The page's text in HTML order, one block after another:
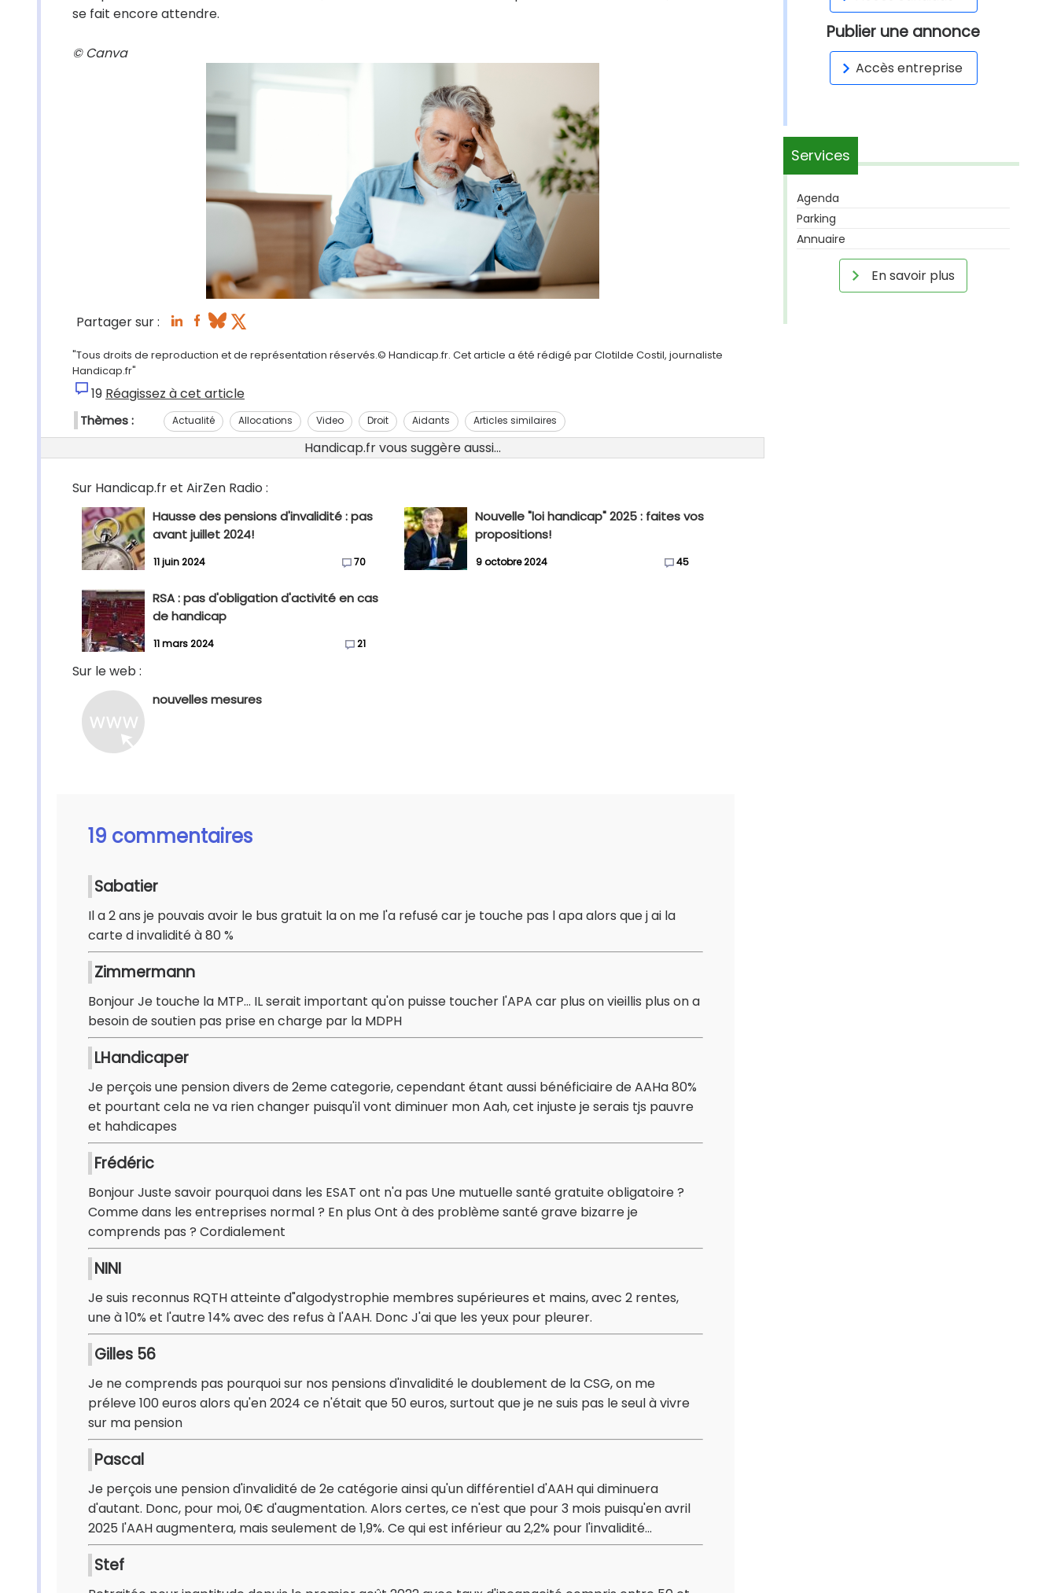
se fait encore attendre.
© Canva
Partager sur :
"Tous droits de reproduction et de représentation réservés.© Handicap.fr. Cet article a été rédigé par Clotilde Costil, journaliste
Handicap.fr"
19 Réagissez à cet article
Thèmes : Actualité Allocations Video Droit Aidants Articles similaires
Handicap.fr vous suggère aussi...
Sur Handicap.fr et AirZen Radio :
Hausse des pensions d'invalidité : pas
avant juillet 2024!
11 juin 2024 70
Nouvelle "loi handicap" 2025 : faites vos
propositions!
9 octobre 2024 45
RSA : pas d'obligation d'activité en cas
de handicap
11 mars 2024 21
Sur le web :
nouvelles mesures
19 commentaires
Sabatier
Il a 2 ans je pouvais avoir le bus gratuit la on me l'a refusé car je touche pas l apa alors que j ai la
carte d invalidité à 80 %
Zimmermann
Bonjour Je touche la MTP... IL serait important qu'on puisse toucher l'APA car plus on vieillis plus on a
besoin de soutien pas prise en charge par la MDPH
LHandicaper
Je perçois une pension divers de 2eme categorie, cependant étant aussi bénéficiaire de AAHa 80%
et pourtant cela ne va rien changer puisqu'il vont diminuer mon Aah, cet injuste je serais tjs pauvre
et hahdicapes
Frédéric
Bonjour Juste savoir pourquoi dans les ESAT ont n'a pas Une mutuelle santé gratuite obligatoire ?
Comme dans les entreprises normal ? En plus Ont à des problème santé grave bizarre je
comprends pas ? Cordialement
NINI
Je suis reconnus RQTH atteinte d"algodystrophie membres supérieures et mains, avec 2 rentes,
une à 10% et l'autre 14% avec des refus à l'AAH. Donc J'ai que les yeux pour pleurer.
Gilles 56
Je ne comprends pas pourquoi sur nos pensions d'invalidité le doublement de la CSG, on me
préleve 100 euros alors qu'en 2024 ce n'était que 50 euros, surtout que je ne suis pas le seul à vivre
sur ma pension
Pascal
Je perçois une pension d'invalidité de 2e catégorie ainsi qu'un différentiel d'AAH qui diminuera
d'autant. Donc, pour moi, 0€ d'augmentation. Alors certes, ce n'est que pour 3 mois puisqu'en avril
2025 l'AAH augmentera, mais seulement de 1,9%. Ce qui est inférieur au 2,2% pour l'invalidité...
Stef
Publier une annonce
Accès entreprise
Services
Agenda
Parking
Annuaire
En savoir plus